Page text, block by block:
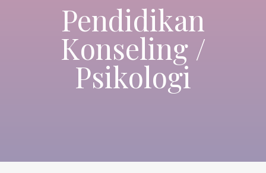
Pendidikan
Konseling /
Psikologi